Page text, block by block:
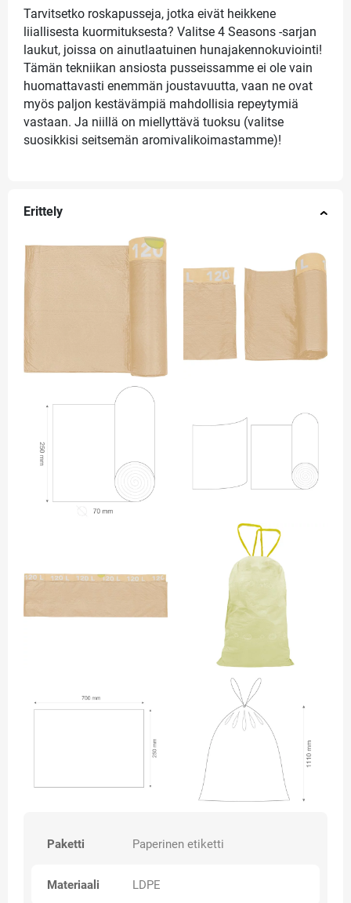
Tarvitsetko roskapusseja, jotka eivät heikkene
liiallisesta kuormituksesta? Valitse 4 Seasons -sarjan
laukut, joissa on ainutlaatuinen hunajakennokuviointi!
Tämän tekniikan ansiosta pusseissamme ei ole vain
huomattavasti enemmän joustavuutta, vaan ne ovat
myös paljon kestävämpiä mahdollisia repeytymiä
vastaan. Ja niillä on miellyttävä tuoksu (valitse
suosikkisi seitsemän aromivalikoimastamme)!
Erittely
Paketti Paperinen etiketti
Materiaali LDPE